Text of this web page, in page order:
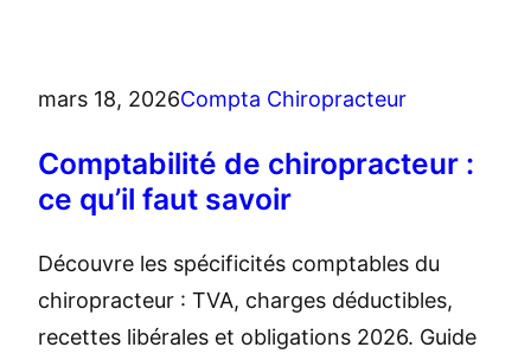
mars 18, 2026Compta Chiropracteur
Comptabilité de chiropracteur :
ce qu’il faut savoir
Découvre les spécificités comptables du
chiropracteur : TVA, charges déductibles,
recettes libérales et obligations 2026. Guide